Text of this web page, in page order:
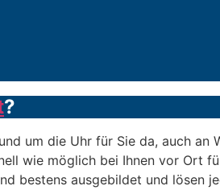
?
um die Uhr für Sie da, auch an
wie möglich bei Ihnen vor Ort
bestens ausgebildet und lösen